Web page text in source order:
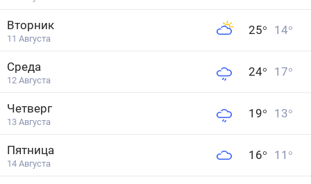
Вторник
11 Августа
25° 14°
Среда
12 Августа
24° 17°
Четверг
13 Августа
19° 13°
Пятница
14 Августа
16° 11 °